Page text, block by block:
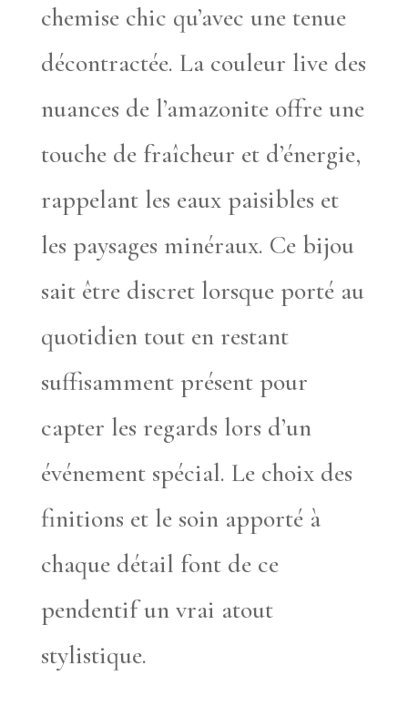
chemise chic qu’avec une tenue
décontractée. La couleur live des
nuances de l’amazonite offre une
touche de fraîcheur et d’énergie,
rappelant les eaux paisibles et
les paysages minéraux. Ce bijou
sait être discret lorsque porté au
quotidien tout en restant
suffisamment présent pour
capter les regards lors d’un
événement spécial. Le choix des
finitions et le soin apporté à
chaque détail font de ce
pendentif un vrai atout
stylistique.